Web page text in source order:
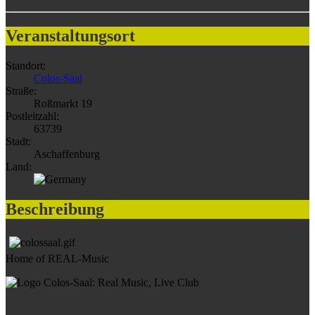
Veranstaltungsort
Standort:
Colos-Saal
Straße:
Roßmarkt 19
Postleitzahl:
63739
Stadt:
Aschaffenburg
Land:
Beschreibung
Home of REAL-Music